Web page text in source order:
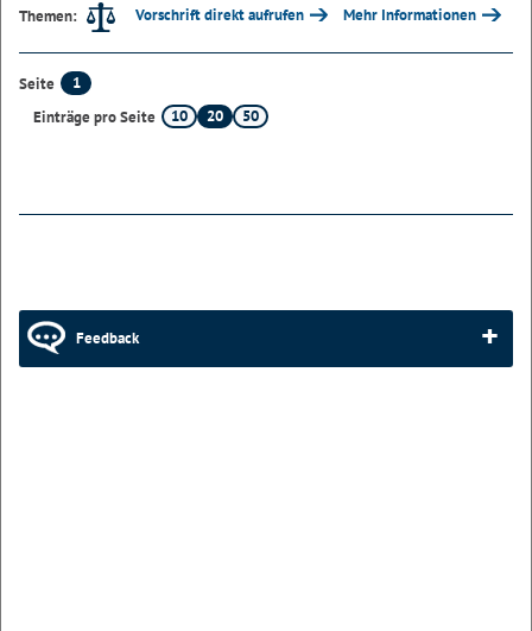
Themen: Vorschrift direkt aufrufen Mehr Informationen
Seite
1
Einträge pro Seite
10 20 50
Feedback